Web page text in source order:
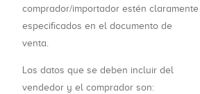
comprador/importador estén claramente
especificados en el documento de
venta.
Los datos que se deben incluir del
vendedor y el comprador son: